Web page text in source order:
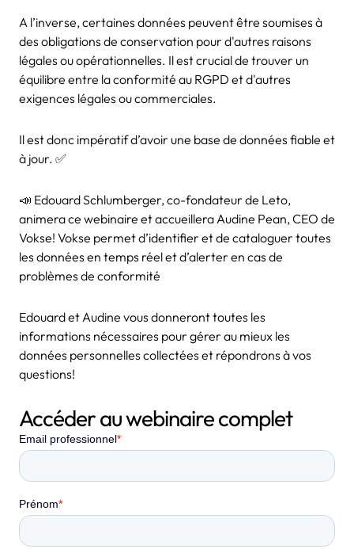
A l’inverse, certaines données peuvent être soumises à
des obligations de conservation pour d'autres raisons
légales ou opérationnelles. Il est crucial de trouver un
équilibre entre la conformité au RGPD et d'autres
exigences légales ou commerciales.
Il est donc impératif d’avoir une base de données fiable et
à jour. ✅
📣 Edouard Schlumberger, co-fondateur de Leto,
animera ce webinaire et accueillera Audine Pean, CEO de
Vokse! Vokse permet d’identifier et de cataloguer toutes
les données en temps réel et d’alerter en cas de
problèmes de conformité
Edouard et Audine vous donneront toutes les
informations nécessaires pour gérer au mieux les
données personnelles collectées et répondrons à vos
questions!
Accéder au webinaire complet